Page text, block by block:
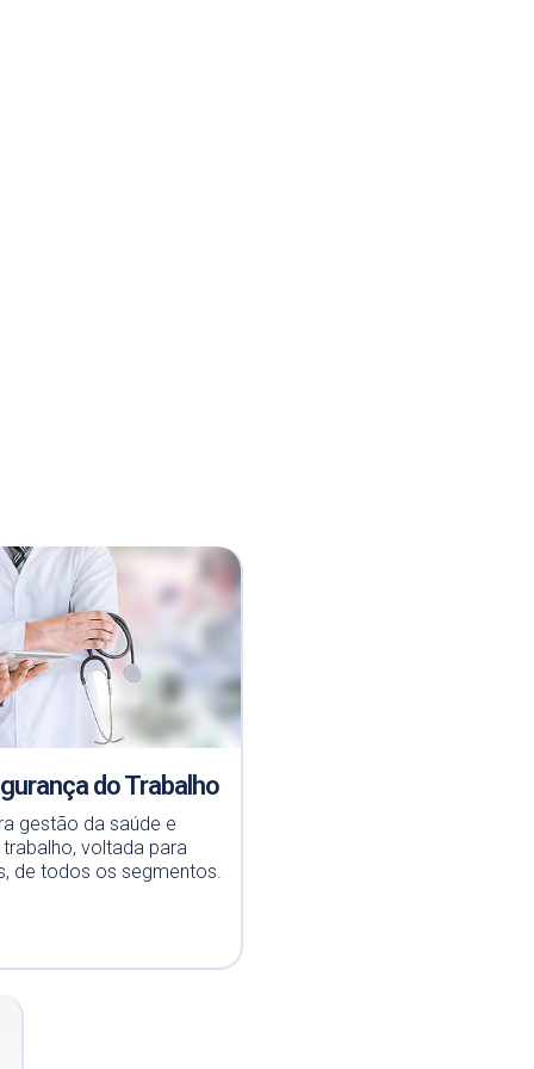
do Trabalho
gestão da saúde e
voltada para
de todos os segmentos.